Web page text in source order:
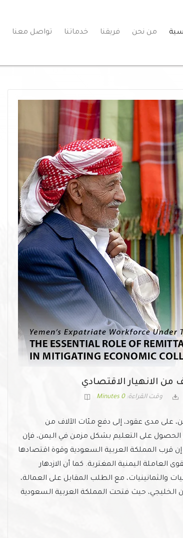
من نحن فريقنا خدماتنا تواصل معنا
من الانهيار الاقتصادي
وقت القراءة:0 Minutes
على مدى عقود، إلى دفع مئات الآلاف من
على التعليم بشكل مزمن في اليمن، فإن
إن قرب المملكة العربية السعودية وقوة اقتصادها
اليمنية المغتربة. كما أن الازدهار
والثمانينيات، مع الطلب المقابل على العمالة،
حيث فتحت المملكة العربية السعودية